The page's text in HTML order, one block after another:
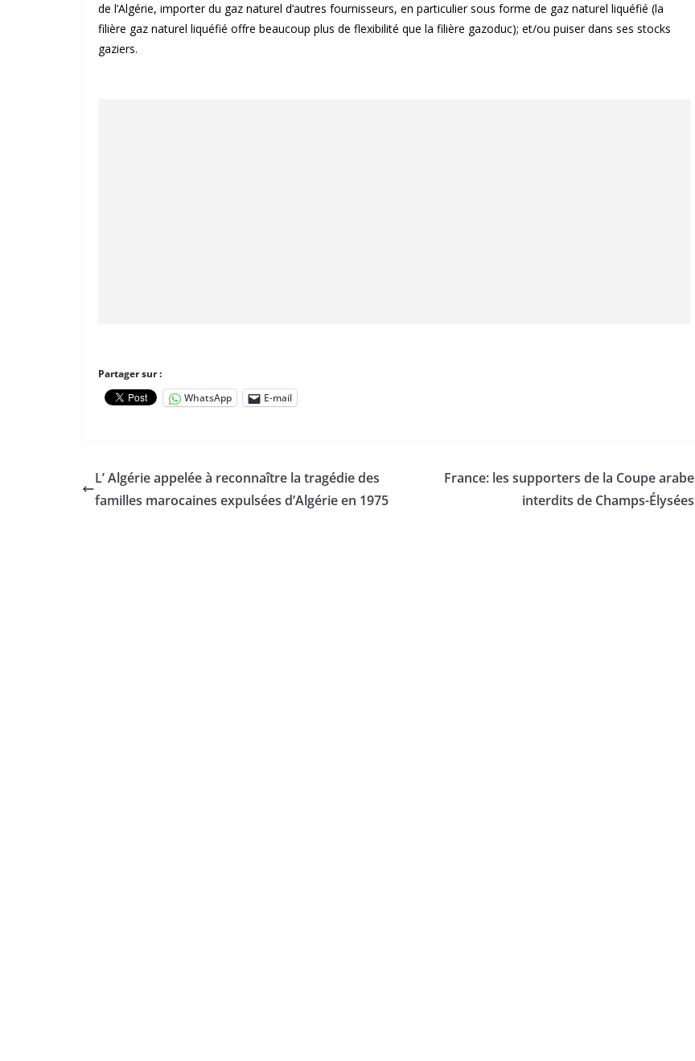
de l’Algérie, importer du gaz naturel d’autres fournisseurs, en particulier sous forme de gaz naturel liquéfié (la
filière gaz naturel liquéfié offre beaucoup plus de flexibilité que la filière gazoduc); et/ou puiser dans ses stocks
gaziers.
Partager sur :
WhatsApp
E-mail
L’ Algérie appelée à reconnaître la tragédie des
familles marocaines expulsées d’Algérie en 1975
France: les supporters de la Coupe arabe
interdits de Champs-Élysées